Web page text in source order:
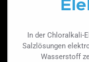
In der Chloralkali-
Salzlösungen
Wasserstoff